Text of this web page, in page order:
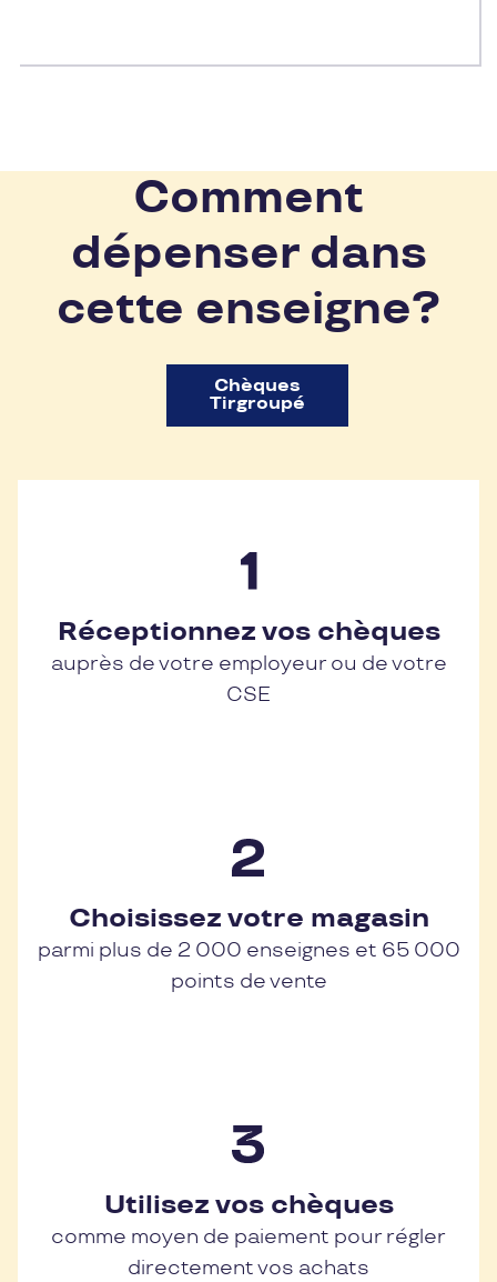
Comment
dépenser dans
cette enseigne?
Chèques
Tirgroupé
Réceptionnez vos chèques
auprès de votre employeur ou de votre
CSE
Choisissez votre magasin
parmi plus de 2 000 enseignes et 65 000
points de vente
Utilisez vos chèques
comme moyen de paiement pour régler
directement vos achats